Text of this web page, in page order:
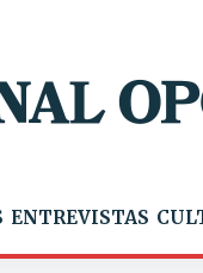
ENTREVISTAS